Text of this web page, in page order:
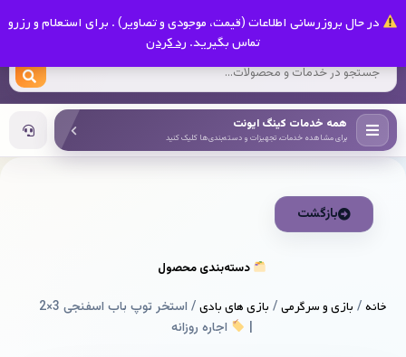
در حال بروزرسانی اطلاعات (قیمت، موجودی و تصاویر) . برای استعلام و رزرو
تماس بگیرید. رد کردن
کینگ ایونت
همه خدمات کینگ ایونت
برای مشاهده خدمات، تجهیزات و دسته‌بندی‌ها کلیک کنید
بازگشت
دسته‌بندی محصول
خانه/ بازی و سرگرمی/ بازی های بادی
/ استخر توپ باب اسفنجی 3×2
|
اجاره روزانه